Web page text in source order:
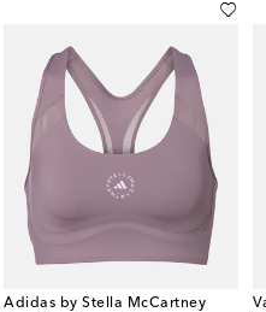
Adidas by Stella McCartney